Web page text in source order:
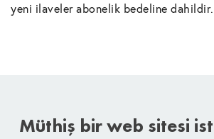
yeni ilaveler abonelik bedeline dahildir.
Müthiş bir web sitesi